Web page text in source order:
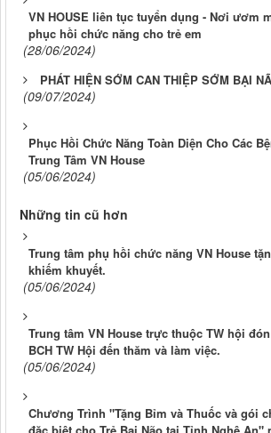
VN HOUSE liên tục tuyển dụng - Nơi ươm
phục hồi chức năng cho trẻ em
(28/06/2024)
PHÁT HIỆN SỚM CAN THIỆP SỚM BẠI
(09/07/2024)
Phục Hồi Chức Năng Toàn Diện Cho Các
Trung Tâm VN House
(05/06/2024)
Những tin cũ hơn
Trung tâm phụ hồi chức năng VN House
khiếm khuyết.
(05/06/2024)
Trung tâm VN House trực thuộc TW hội
BCH TW Hội đến thăm và làm việc.
(05/06/2024)
Chương Trình "Tặng Bỉm và Thuốc và gói